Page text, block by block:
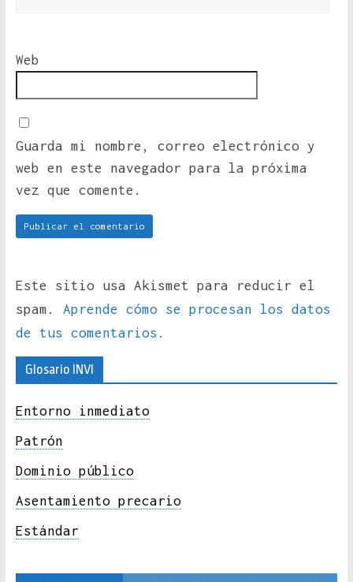
Web
Guarda mi nombre, correo electrónico y
web en este navegador para la próxima
vez que comente.
Este sitio usa Akismet para reducir el
spam. Aprende cómo se procesan los datos
de tus comentarios.
Glosario INVI
Entorno inmediato
Patrón
Dominio público
Asentamiento precario
Estándar